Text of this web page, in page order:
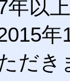
年以
だき